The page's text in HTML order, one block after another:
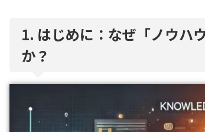
1. はじめに：なぜ「ノウハ
か？